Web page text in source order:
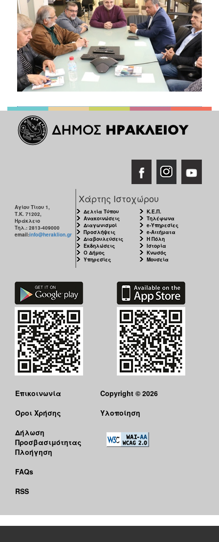
Αγίου Τίτου 1,
Τ.Κ. 71202,
Ηράκλειο
Τηλ.: 2813-409000
email:info@heraklion.gr
Χάρτης Ιστοχώρου
Δελτία Τύπου
Ανακοινώσεις
Διαγωνισμοί
Προσλήψεις
Διαβουλεύσεις
Εκδηλώσεις
Ο Δήμος
Υπηρεσίες
Κ.Ε.Π.
Τηλέφωνα
e-Υπηρεσίες
e-Αιτήματα
Η Πόλη
Ιστορία
Κνωσός
Μουσεία
Επικοινωνία
Όροι Χρήσης
Δήλωση
Προσβασιμότητας
Πλοήγηση
FAQs
RSS
Copyright © 2026
Υλοποίηση